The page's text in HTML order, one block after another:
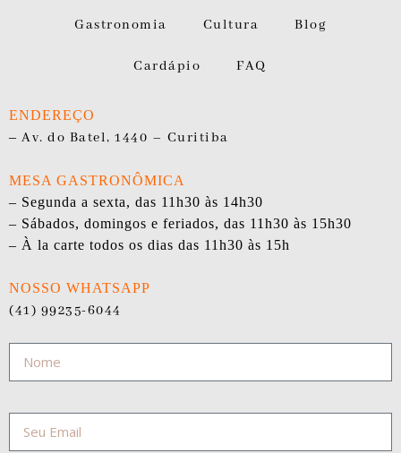
Gastronomia Cultura Blog
Cardápio FAQ
ENDEREÇO
– Av. do Batel, 1440 – Curitiba
MESA GASTRONÔMICA
– Segunda a sexta, das 11h30 às 14h30
– Sábados, domingos e feriados, das 11h30 às 15h30
– À la carte todos os dias das 11h30 às 15h
NOSSO WHATSAPP
(41) 99235-6044